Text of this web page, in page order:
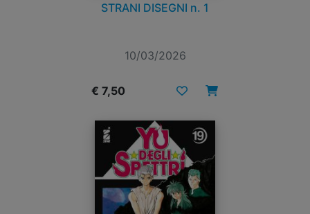
STRANI DISEGNI n. 1
10/03/2026
€ 7,50